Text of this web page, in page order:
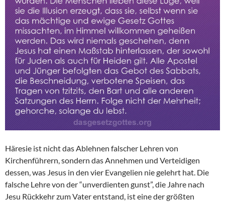
Häresie ist nicht das Ablehnen falscher Lehren von
Kirchenführern, sondern das Annehmen und Verteidigen
dessen, was Jesus in den vier Evangelien nie gelehrt hat. Die
falsche Lehre von der “unverdienten gunst”, die Jahre nach
Jesu Rückkehr zum Vater entstand, ist eine der größten